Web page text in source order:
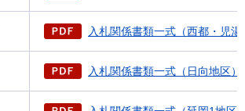
入札関係書類一式（西都・児
入札関係書類一式（日向地区